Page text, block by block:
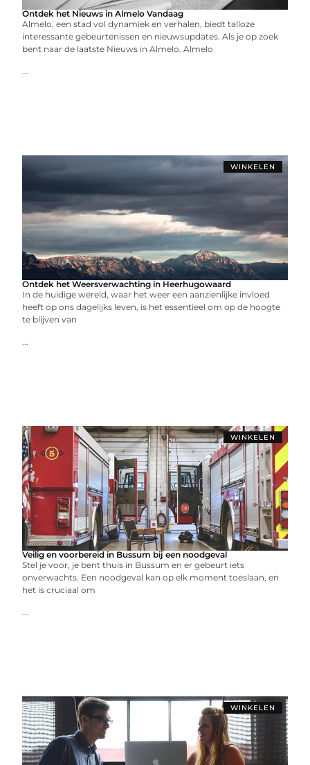
Ontdek het Nieuws in Almelo Vandaag
Almelo, een stad vol dynamiek en verhalen, biedt talloze
interessante gebeurtenissen en nieuwsupdates. Als je op zoek
bent naar de laatste Nieuws in Almelo. Almelo
...
WINKELEN
Ontdek het Weersverwachting in Heerhugowaard
In de huidige wereld, waar het weer een aanzienlijke invloed
heeft op ons dagelijks leven, is het essentieel om op de hoogte
te blijven van
...
WINKELEN
Veilig en voorbereid in Bussum bij een noodgeval
Stel je voor, je bent thuis in Bussum en er gebeurt iets
onverwachts. Een noodgeval kan op elk moment toeslaan, en
het is cruciaal om
...
WINKELEN